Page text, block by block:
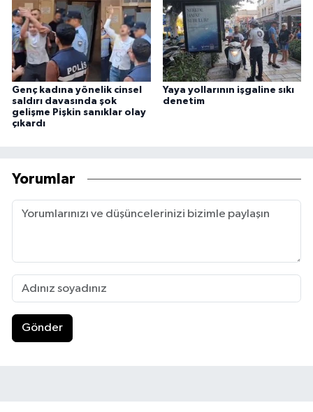
Genç kadına yönelik cinsel
saldırı davasında şok
gelişme Pişkin sanıklar olay
çıkardı
Yaya yollarının işgaline sıkı
denetim
Yorumlar
Gönder